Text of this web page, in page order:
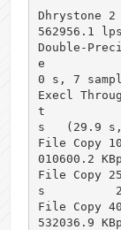
Dhrystone
562956.1
Double-
e
0 s, 7
Execl
t
s   (29.9
File Copy
010600.2
File Copy
s
File Copy
532036.9